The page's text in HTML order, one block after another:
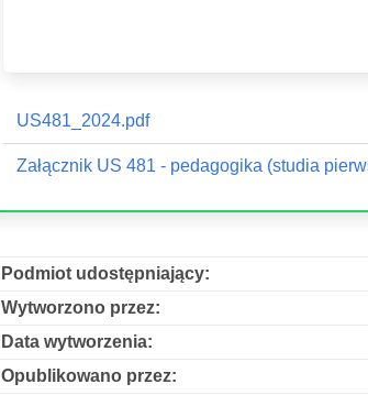
US481_2024.pdf
Załącznik US 481 - pedagogika (studia
Podmiot udostępniający:
Wytworzono przez:
Data wytworzenia:
Opublikowano przez: